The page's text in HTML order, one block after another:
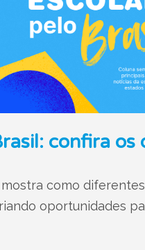
confira os
como
oportunidades